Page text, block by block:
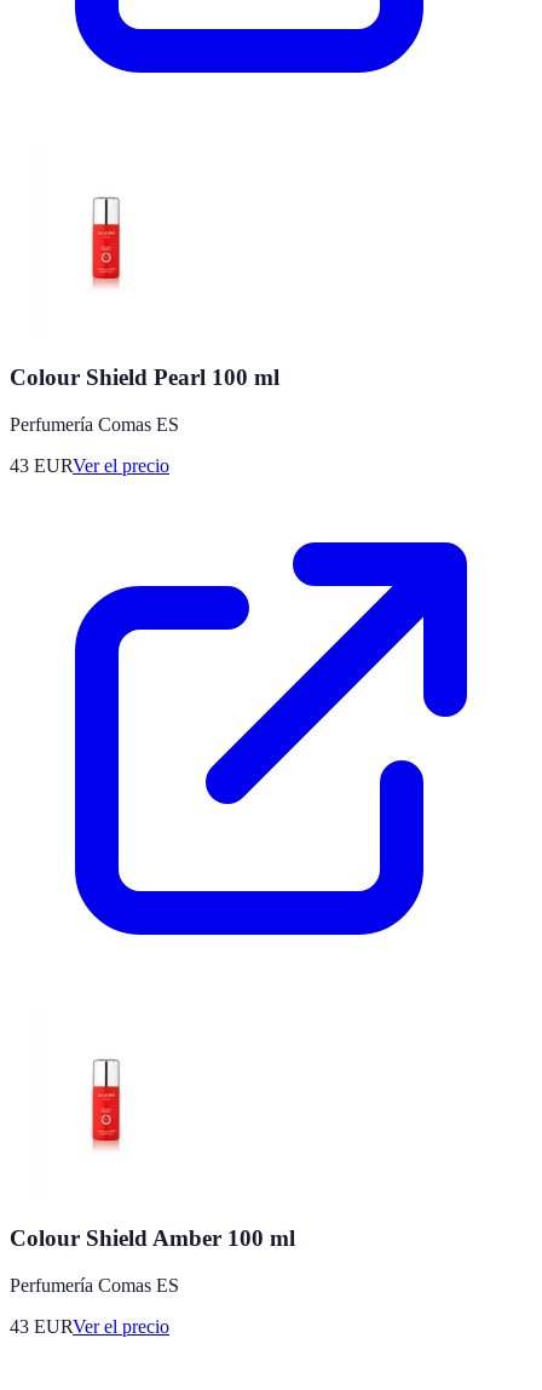
Colour Shield Pearl 100 ml
Perfumería Comas ES
43 EURVer el precio
Colour Shield Amber 100 ml
Perfumería Comas ES
43 EURVer el precio